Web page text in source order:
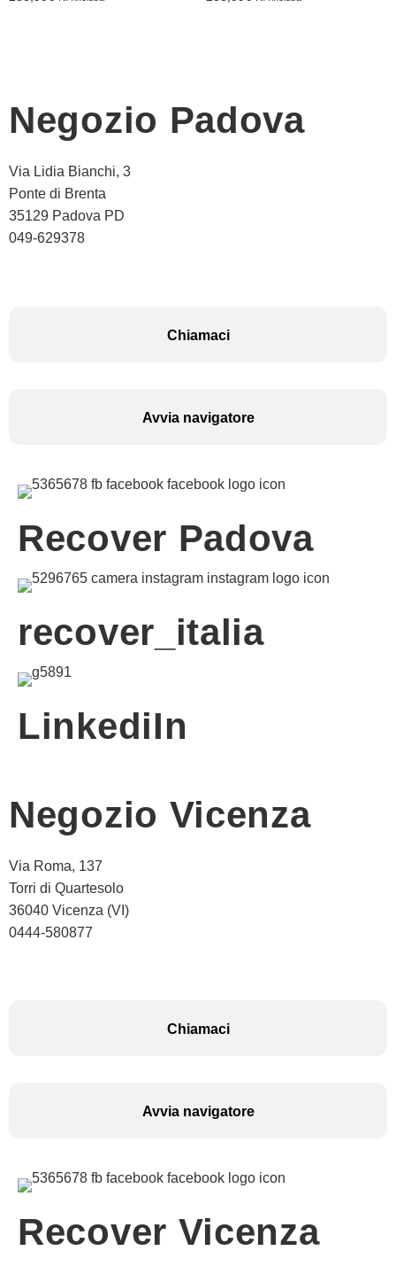
Negozio Padova
Via Lidia Bianchi, 3
Ponte di Brenta
35129 Padova PD
049-629378
Chiamaci
Avvia navigatore
Recover Padova
recover_italia
LinkediIn
Negozio Vicenza
Via Roma, 137
Torri di Quartesolo
36040 Vicenza (VI)
0444-580877
Chiamaci
Avvia navigatore
Recover Vicenza